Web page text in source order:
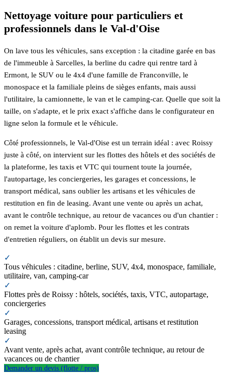
Nettoyage voiture pour particuliers et
professionnels dans le Val-d'Oise
On lave tous les véhicules, sans exception : la citadine garée en bas
de l'immeuble à Sarcelles, la berline du cadre qui rentre tard à
Ermont, le SUV ou le 4x4 d'une famille de Franconville, le
monospace et la familiale pleins de sièges enfants, mais aussi
l'utilitaire, la camionnette, le van et le camping-car. Quelle que soit la
taille, on s'adapte, et le prix exact s'affiche dans le configurateur en
ligne selon la formule et le véhicule.
Côté professionnels, le Val-d'Oise est un terrain idéal : avec Roissy
juste à côté, on intervient sur les flottes des hôtels et des sociétés de
la plateforme, les taxis et VTC qui tournent toute la journée,
l'autopartage, les conciergeries, les garages et concessions, le
transport médical, sans oublier les artisans et les véhicules de
restitution en fin de leasing. Avant une vente ou après un achat,
avant le contrôle technique, au retour de vacances ou d'un chantier :
on remet la voiture d'aplomb. Pour les flottes et les contrats
d'entretien réguliers, on établit un devis sur mesure.
✓
Tous véhicules : citadine, berline, SUV, 4x4, monospace, familiale,
utilitaire, van, camping-car
✓
Flottes près de Roissy : hôtels, sociétés, taxis, VTC, autopartage,
conciergeries
✓
Garages, concessions, transport médical, artisans et restitution
leasing
✓
Avant vente, après achat, avant contrôle technique, au retour de
vacances ou de chantier
Demander un devis (flotte / pros)